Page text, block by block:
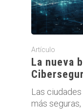
Artículo
La nueva
Las
más